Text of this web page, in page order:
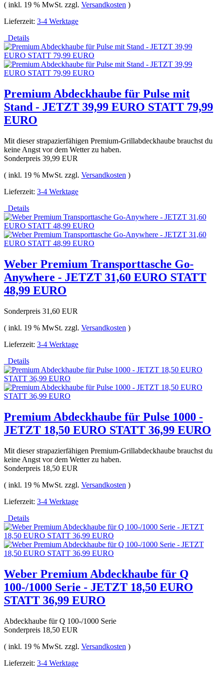
( inkl. 19 % MwSt. zzgl. Versandkosten )
Lieferzeit: 3-4 Werktage
Details
Premium Abdeckhaube für Pulse mit
Stand - JETZT 39,99 EURO STATT 79,99
EURO
Mit dieser strapazierfähigen Premium-Grillabdeckhaube brauchst du
keine Angst vor dem Wetter zu haben.
Sonderpreis 39,99 EUR
( inkl. 19 % MwSt. zzgl. Versandkosten )
Lieferzeit: 3-4 Werktage
Details
Weber Premium Transporttasche Go-
Anywhere - JETZT 31,60 EURO STATT
48,99 EURO
Sonderpreis 31,60 EUR
( inkl. 19 % MwSt. zzgl. Versandkosten )
Lieferzeit: 3-4 Werktage
Details
Premium Abdeckhaube für Pulse 1000 -
JETZT 18,50 EURO STATT 36,99 EURO
Mit dieser strapazierfähigen Premium-Grillabdeckhaube brauchst du
keine Angst vor dem Wetter zu haben.
Sonderpreis 18,50 EUR
( inkl. 19 % MwSt. zzgl. Versandkosten )
Lieferzeit: 3-4 Werktage
Details
Weber Premium Abdeckhaube für Q
100-/1000 Serie - JETZT 18,50 EURO
STATT 36,99 EURO
Abdeckhaube für Q 100-/1000 Serie
Sonderpreis 18,50 EUR
( inkl. 19 % MwSt. zzgl. Versandkosten )
Lieferzeit: 3-4 Werktage